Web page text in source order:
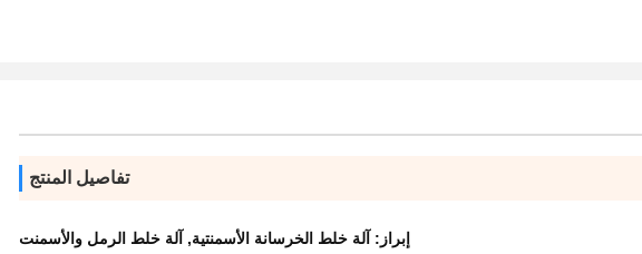
تفاصيل المنتج
إبراز: آلة خلط الخرسانة الأسمنتية, آلة خلط الرمل والأسمنت